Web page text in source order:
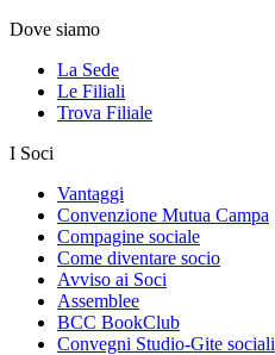
Dove siamo
La Sede
Le Filiali
Trova Filiale
I Soci
Vantaggi
Convenzione Mutua Campa
Compagine sociale
Come diventare socio
Avviso ai Soci
Assemblee
BCC BookClub
Convegni Studio-Gite sociali